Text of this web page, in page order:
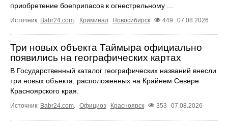
приобретение боеприпасов к огнестрельному ...
Источник: Babr24.com. Криминал Новосибирск 449 07.08.2026
Три новых объекта Таймыра официально
появились на географических картах
В Государственный каталог географических названий внесли
три новых объекта, расположенных на Крайнем Севере
Красноярского края.
Источник: Babr24.com. Официоз Красноярск 353 07.08.2026